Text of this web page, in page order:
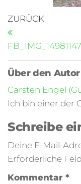
ZURÜCK
Über den Autor
Carsten Engel
Ich bin einer der
Schreibe
Deine E-Mail-
Erforderliche
Kommentar *